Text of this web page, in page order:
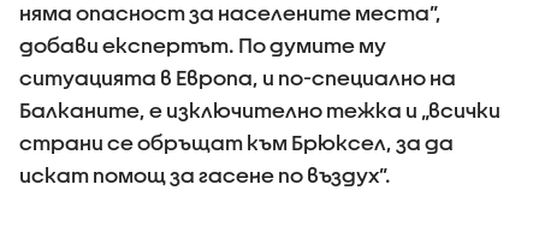
няма опасност за населените места”,
добави експертът. По думите му
ситуацията в Европа, и по-специално на
Балканите, е изключително тежка и „всички
страни се обръщат към Брюксел, за да
искат помощ за гасене по въздух”.